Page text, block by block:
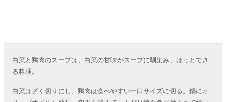
白菜と鶏肉のスープは、白菜の甘味がスープに馴染み、ほっとでき
る料理。
白菜はざく切りにし、鶏肉は食べやすい一口サイズに切る。鍋にオ